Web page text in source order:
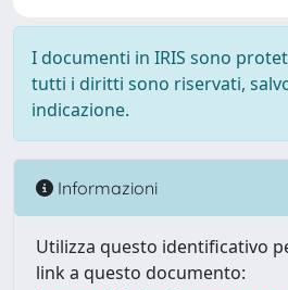
I documenti in IRIS sono
tutti i diritti sono riservati,
indicazione.
Informazioni
Utilizza questo identificativo
link a questo documento: